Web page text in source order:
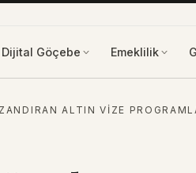
Dijital Göçebe Emeklilik
ALTIN VIZE